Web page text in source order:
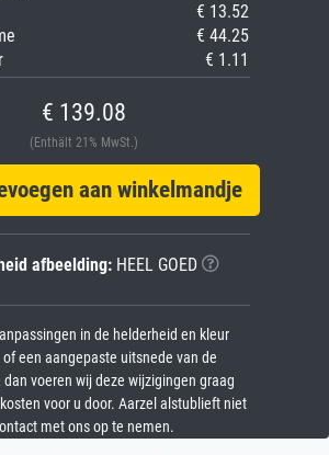
€ 13.52
€ 44.25
€ 1.11
€ 139.08
(Enthält 21% MwSt.)
aan winkelmandje
afbeelding: HEEL GOED
in de helderheid en kleur
een aangepaste uitsnede van de
voeren wij deze wijzigingen graag
voor u door. Aarzel alstublieft niet
met ons op te nemen.